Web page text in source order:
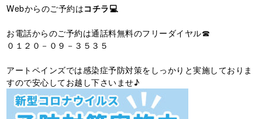
Webからのご予約はコチラ💻
お電話からのご予約は通話料無料のフリーダイヤル☎
０１２０－０９－３５３５
アートペインズでは感染症予防対策をしっかりと実施しておりま
すので安心してお越し下さいませ♪